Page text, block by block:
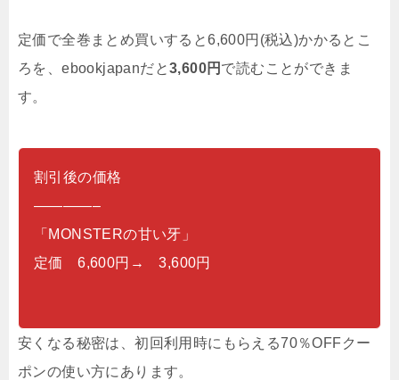
定価で全巻まとめ買いすると6,600円(税込)かかるとこ
ろを、ebookjapanだと3,600円 で読むことができま
す。
割引後の価格
————–
「MONSTERの甘い牙」
定価 6,600円→ 3,600円
安くなる秘密は、初回利用時にもらえる70％OFFクー
ポンの使い方にあります。